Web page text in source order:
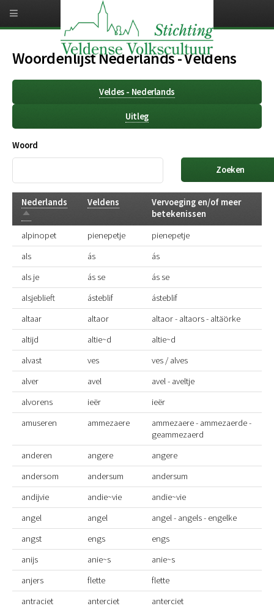
naar
inhoud
gaanWoordenlijst Nederlands - Veldens
Veldes - Nederlands
Uitleg
Woord
Nederlands
Aflopend
sorteren
Veldens
Vervoeging en/of meer
betekenissen
alpinopet
pienepetje
pienepetje
als
ás
ás
als je
ás se
ás se
alsjeblieft
ásteblif
ásteblif
altaar
altaor
altaor - altaors - altäörke
altijd
altie~d
altie~d
alvast
ves
ves / alves
alver
avel
avel - aveltje
alvorens
ieër
ieër
amuseren
ammezaere
ammezaere - ammezaerde -
geammezaerd
anderen
angere
angere
andersom
andersum
andersum
andijvie
andie~vie
andie~vie
angel
angel
angel - angels - engelke
angst
engs
engs
anijs
anie~s
anie~s
anjers
flette
flette
antraciet
anterciet
anterciet